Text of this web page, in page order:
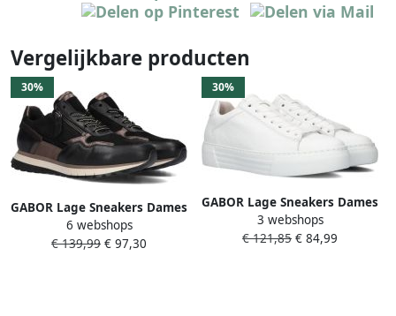
Vergelijkbare producten
30%
GABOR Lage Sneakers Dames
378 Maat: 37 Materiaal: Leer
Kleur: Zwart
6 webshops
€ 139,99 € 97,30
30%
GABOR Lage Sneakers Dames
460.1 Maat: 39 Materiaal:
Leer Kleur: Wit
3 webshops
€ 121,85 € 84,99